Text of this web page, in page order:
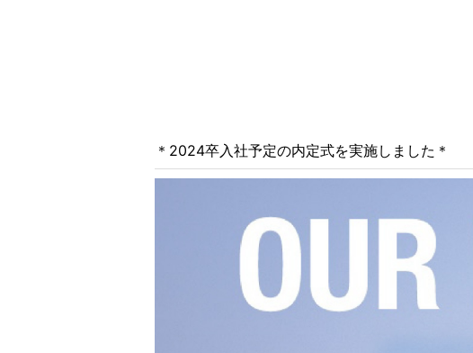
＊2024卒入社予定の内定式を実施しました＊